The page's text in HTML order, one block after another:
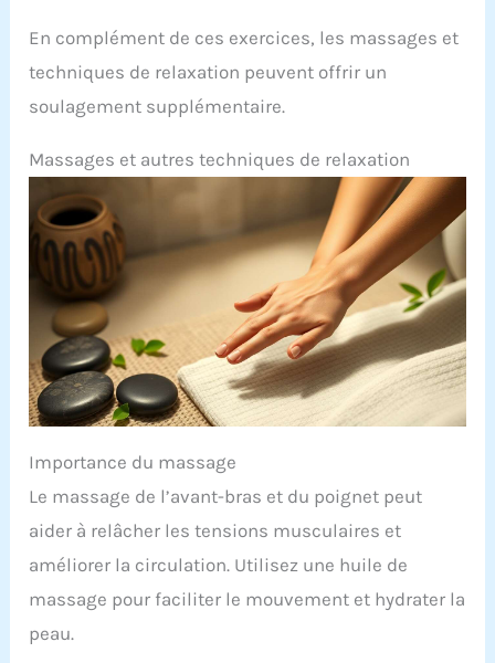
En complément de ces exercices, les massages et
techniques de relaxation peuvent offrir un
soulagement supplémentaire.
Massages et autres techniques de relaxation
Importance du massage
Le massage de l’avant-bras et du poignet peut
aider à relâcher les tensions musculaires et
améliorer la circulation. Utilisez une huile de
massage pour faciliter le mouvement et hydrater la
peau.